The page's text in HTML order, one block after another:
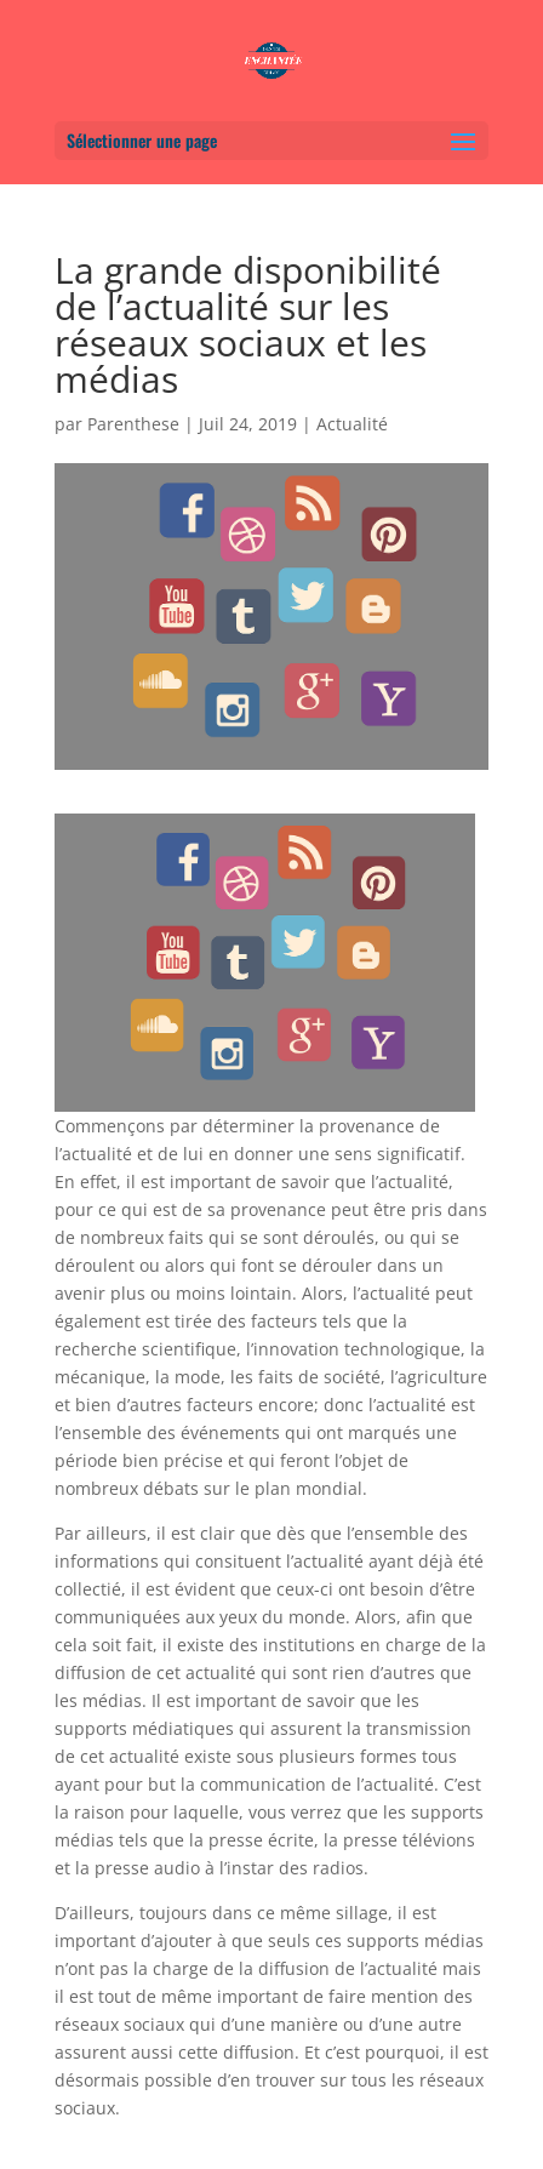
Sélectionner une page
La grande disponibilité
de l’actualité sur les
réseaux sociaux et les
médias
par Parenthese | Juil 24, 2019| Actualité
Commençons par déterminer la provenance de
l’actualité et de lui en donner une sens significatif.
En effet, il est important de savoir que l’actualité,
pour ce qui est de sa provenance peut être pris dans
de nombreux faits qui se sont déroulés, ou qui se
déroulent ou alors qui font se dérouler dans un
avenir plus ou moins lointain. Alors, l’actualité peut
également est tirée des facteurs tels que la
recherche scientifique, l’innovation technologique, la
mécanique, la mode, les faits de société, l’agriculture
et bien d’autres facteurs encore; donc l’actualité est
l’ensemble des événements qui ont marqués une
période bien précise et qui feront l’objet de
nombreux débats sur le plan mondial.
Par ailleurs, il est clair que dès que l’ensemble des
informations qui consituent l’actualité ayant déjà été
collectié, il est évident que ceux-ci ont besoin d’être
communiquées aux yeux du monde. Alors, afin que
cela soit fait, il existe des institutions en charge de la
diffusion de cet actualité qui sont rien d’autres que
les médias. Il est important de savoir que les
supports médiatiques qui assurent la transmission
de cet actualité existe sous plusieurs formes tous
ayant pour but la communication de l’actualité. C’est
la raison pour laquelle, vous verrez que les supports
médias tels que la presse écrite, la presse télévions
et la presse audio à l’instar des radios.
D’ailleurs, toujours dans ce même sillage, il est
important d’ajouter à que seuls ces supports médias
n’ont pas la charge de la diffusion de l’actualité mais
il est tout de même important de faire mention des
réseaux sociaux qui d’une manière ou d’une autre
assurent aussi cette diffusion. Et c’est pourquoi, il est
désormais possible d’en trouver sur tous les réseaux
sociaux.